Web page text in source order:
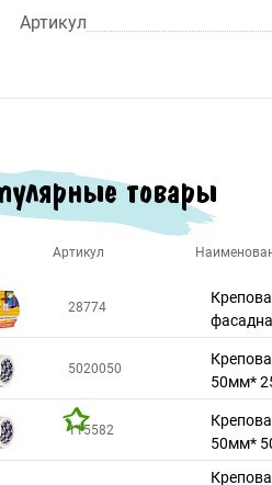
Артикул
товары
Артикул
28774
5020050
50мм*
115582
50мм*